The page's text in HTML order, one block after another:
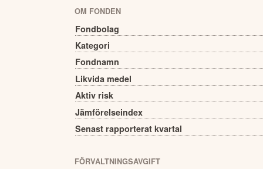
OM FONDEN
Fondbolag
Kategori
Fondnamn
Likvida medel
Aktiv risk
Jämförelseindex
Senast rapporterat kvartal
FÖRVALTNINGSAVGIFT